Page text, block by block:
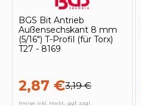
BGS Bit Antrieb
Außensechskant 8 mm
(5/16") T-Profil (für Torx)
T27 - 8169
2,87 €3,19 €
Preise inkl. MwSt., ggf. zzgl.